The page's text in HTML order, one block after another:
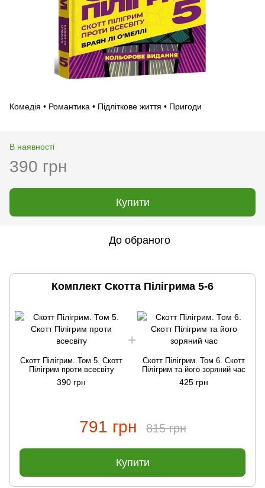
Комедія • Романтика • Підліткове життя • Пригоди
В наявності
390 грн
Купити
До обраного
Комплект Скотта Пілігрима 5-6
Скотт Пілігрим. Том 5. Скотт
Пілігрим проти всесвіту
390 грн
Скотт Пілігрим. Том 6. Скотт
Пілігрим та його зоряний час
425 грн
791 грн 815 грн
Купити